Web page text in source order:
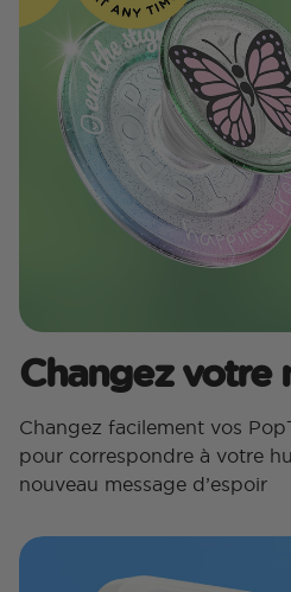
Changez votre
Changez facilement vos
pour correspondre à votre
nouveau message d’espoir